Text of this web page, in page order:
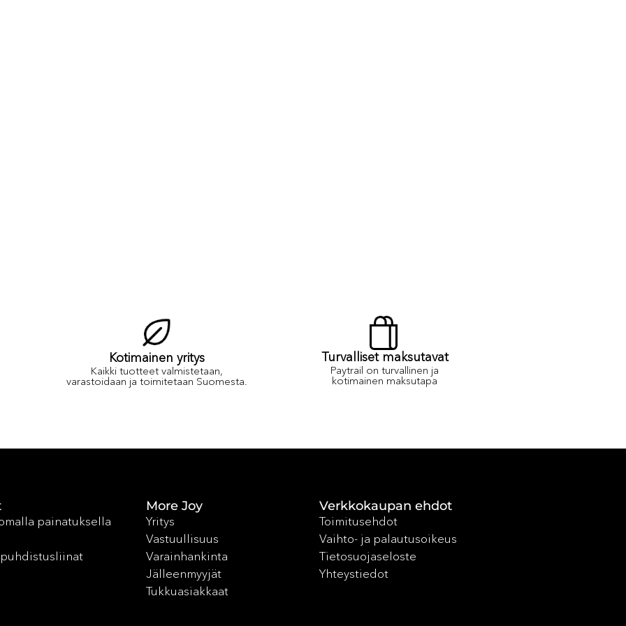
Kotimainen yritys
Kaikki tuotteet valmistetaan,
varastoidaan ja toimitetaan Suomesta.
Turvalliset maksutavat
Paytrail on turvallinen ja
kotimainen maksutapa
painatuksella
puhdistusliinat
More Joy
Yritys
Vastuullisuus
Varainhankinta
Jälleenmyyjät
Tukkuasiakkaat
Verkkokaupan ehdot
Toimitusehdot
Vaihto- ja palautusoikeus
Tietosuojaseloste
Yhteystiedot